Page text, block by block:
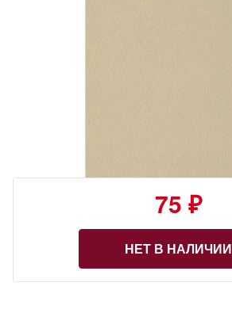
75 ₽
НЕТ В НАЛИЧИИ